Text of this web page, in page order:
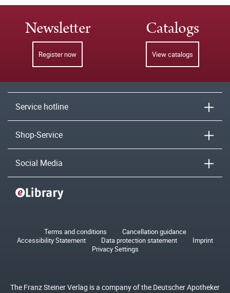
Newsletter
Register now
Catalogs
View catalogs
Service hotline
Shop-Service
Social Media
Terms and conditions
Cancellation guidance
Accessibility Statement
Data protection statement
Imprint
Privacy Settings
The Franz Steiner Verlag is a company of the Deutscher Apotheker